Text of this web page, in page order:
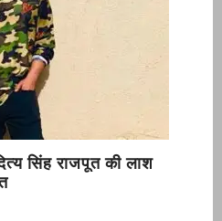
सिंह राजपूत की लाश